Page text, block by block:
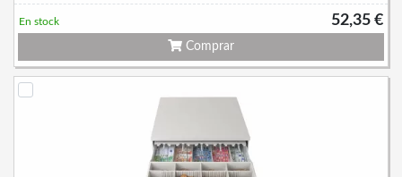
52,35 €
En stock
Comprar